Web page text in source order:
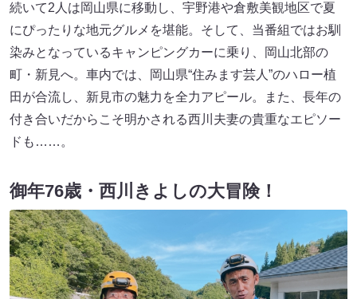
続いて2人は岡山県に移動し、宇野港や倉敷美観地区で夏
にぴったりな地元グルメを堪能。そして、当番組ではお馴
染みとなっているキャンピングカーに乗り、岡山北部の
町・新見へ。車内では、岡山県“住みます芸人”のハロー植
田が合流し、新見市の魅力を全力アピール。また、長年の
付き合いだからこそ明かされる西川夫妻の貴重なエピソー
ドも……。
御年76歳・西川きよしの大冒険！